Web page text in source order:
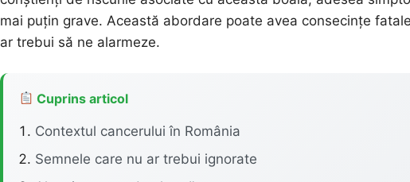
mai puțin grave. Această abordare poate avea consecințe
ar trebui să ne alarmeze.
Cuprins articol
Contextul cancerului în România
Semnele care nu ar trebui ignorate